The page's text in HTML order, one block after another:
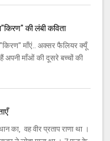
की लंबी कविता
माँएं.. अक्सर फैलियर क्यूँ
अपनी माँओं की दूसरे बच्चों की
का, वह वीर प्रताप राणा था ।